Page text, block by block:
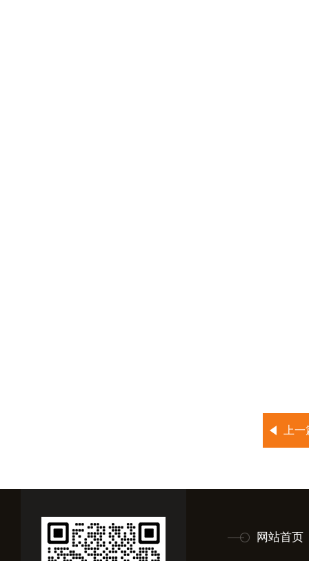
上
网站首页